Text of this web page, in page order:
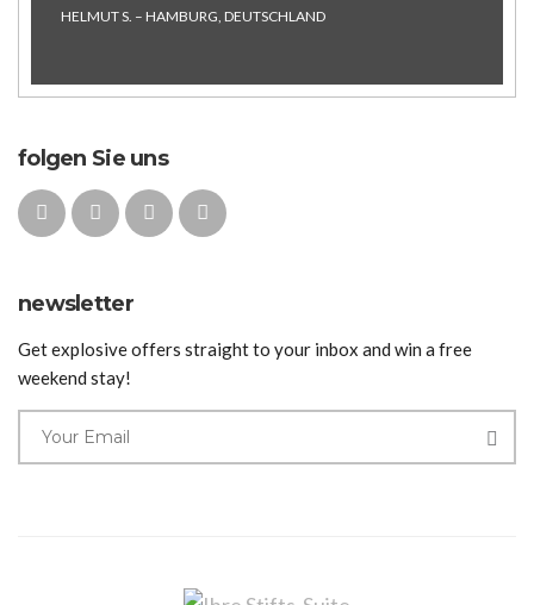
HELMUT S. – HAMBURG, DEUTSCHLAND
folgen Sie uns
newsletter
Get explosive offers straight to your inbox and win a free
weekend stay!